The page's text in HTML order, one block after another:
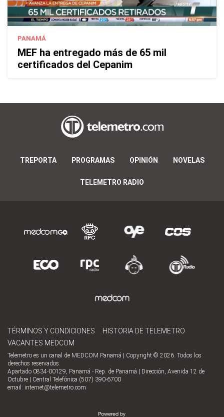
PANAMÁ
MEF ha entregado más de 65 mil
certificados del Cepanim
TREPORTA PROGRAMAS OPINIÓN NOVELAS
TELEMETRO RADIO
TÉRMINOS Y CONDICIONES
HISTORIA DE TELEMETRO
VACANTES MEDCOM
Telemetro es un canal de MEDCOM Panamá | Copyright © 2026. Todos los
derechos reservados.
Apartado 0834-00129, Panamá - Rep. de Panamá | Dirección, Avenida 12 de
Octubre | Central Telefónica (507) 390-6700
email: internet@telemetro.com